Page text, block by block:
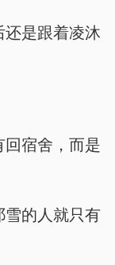
是跟着凌沐
回宿舍，而是
雪的人就只有